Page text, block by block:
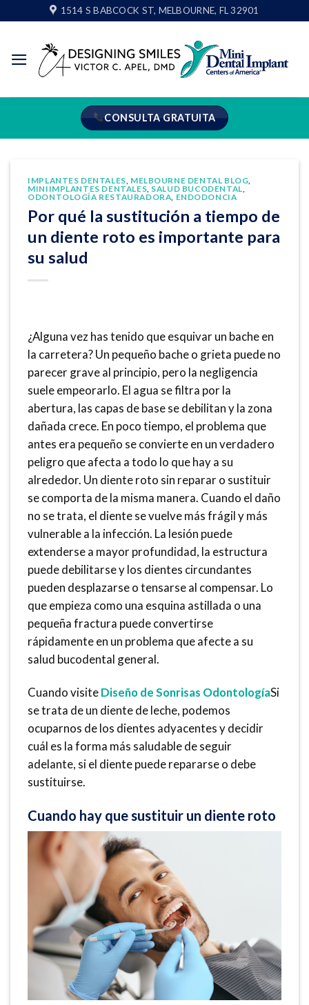
al
contenido
1514 S BABCOCK ST, MELBOURNE, FL 32901
CONSULTA GRATUITA
IMPLANTES DENTALES, MELBOURNE DENTAL BLOG,
MINIIMPLANTES DENTALES, SALUD BUCODENTAL,
ODONTOLOGÍA RESTAURADORA, ENDODONCIA
Por qué la sustitución a tiempo de
un diente roto es importante para
su salud
¿Alguna vez has tenido que esquivar un bache en
la carretera? Un pequeño bache o grieta puede no
parecer grave al principio, pero la negligencia
suele empeorarlo. El agua se filtra por la
abertura, las capas de base se debilitan y la zona
dañada crece. En poco tiempo, el problema que
antes era pequeño se convierte en un verdadero
peligro que afecta a todo lo que hay a su
alrededor. Un diente roto sin reparar o sustituir
se comporta de la misma manera. Cuando el daño
no se trata, el diente se vuelve más frágil y más
vulnerable a la infección. La lesión puede
extenderse a mayor profundidad, la estructura
puede debilitarse y los dientes circundantes
pueden desplazarse o tensarse al compensar. Lo
que empieza como una esquina astillada o una
pequeña fractura puede convertirse
rápidamente en un problema que afecte a su
salud bucodental general.
Cuando visiteDiseño de Sonrisas OdontologíaSi
se trata de un diente de leche, podemos
ocuparnos de los dientes adyacentes y decidir
cuál es la forma más saludable de seguir
adelante, si el diente puede repararse o debe
sustituirse.
Cuando hay que sustituir un diente roto